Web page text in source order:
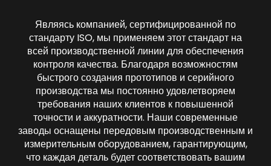
Являясь компанией, сертифицированной по
стандарту ISO, мы применяем этот стандарт на
всей производственной линии для обеспечения
контроля качества. Благодаря возможностям
быстрого создания прототипов и серийного
производства мы постоянно удовлетворяем
требования наших клиентов к повышенной
точности и аккуратности. Наши современные
заводы оснащены передовым производственным и
измерительным оборудованием, гарантирующим,
что каждая деталь будет соответствовать вашим